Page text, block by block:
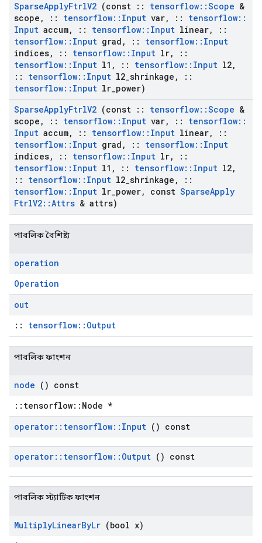
SparseApplyFtrlV2 (const :: tensorflow::Scope &
scope , :: tensorflow:: Input var, :: tensorflow::
Input accum, :: tensorflow:: Input linear,
::
tensorflow:: Input grad , :: tensorflow:: Input
indices, :: tensorflow:: Input lr,
::
tensorflow:: Input l1 , :: tensorflow:: Input l2,
::
tensorflow:: Input l2 shrinkage ,
::
tensorflow:: Input lr power)
SparseApplyFtrlV2 (const :: tensorflow::Scope &
scope , :: tensorflow:: Input var, :: tensorflow::
Input accum, :: tensorflow:: Input linear,
::
tensorflow:: Input grad , :: tensorflow:: Input
indices, :: tensorflow:: Input lr,
::
tensorflow:: Input l1 , :: tensorflow:: Input l2,
::
tensorflow:: Input l2 shrinkage ,
::
tensorflow:: Input lr power, const SparseApply
FtrlV2::Attrs & attrs)
পাবলিক বৈশিষ্ট্য
operation
Operation
out
:: tensorflow::Output
পাবলিক ফাংশন
node () const
::tensorflow::Node *
operator:: tensorflow:: Input () const
operator:: tensorflow:: Output () const
পাবলিক স্ট্যাটিক ফাংশন
MultiplyLinearByLr (bool x)